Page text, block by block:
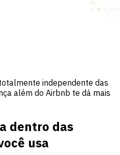
independente das
além do Airbnb te dá mais
dentro das
usa